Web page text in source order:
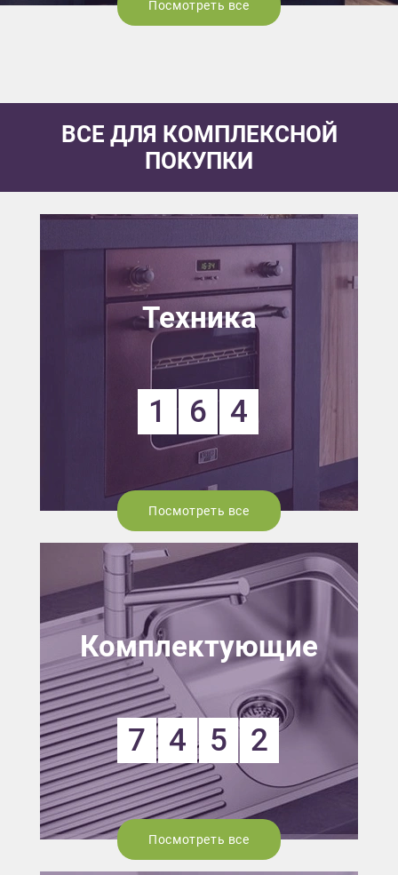
Посмотреть все
ВСЕ ДЛЯ КОМПЛЕКСНОЙ
ПОКУПКИ
Техника
1 6 4
Посмотреть все
Комплектующие
7 4 5 2
Посмотреть все